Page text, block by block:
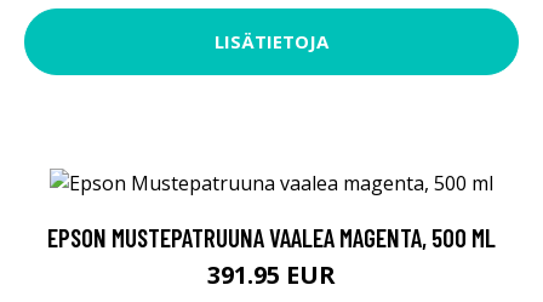
LISÄTIETOJA
EPSON MUSTEPATRUUNA VAALEA MAGENTA, 500 ML
391.95 EUR